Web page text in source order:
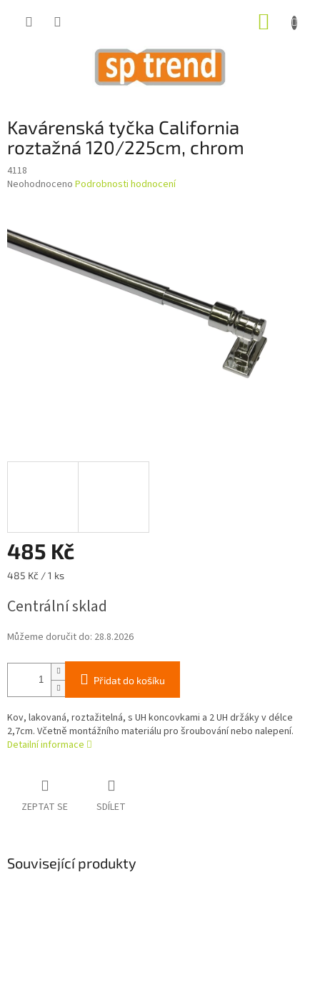
Kavárenská tyčka California
roztažná 120/225cm, chrom
4118
Průměrné
0,0
z
Neohodnoceno Podrobnosti hodnocení
485 Kč
Měrná
485 Kč / 1 ks
Centrální sklad
Můžeme doručit do: 28.8.2026
Přidat do košíku
Kov, lakovaná, roztažitelná, s UH koncovkami a 2 UH držáky v délce
2,7cm. Včetně montážního materiálu pro šroubování nebo nalepení.
Detailní informace
ZEPTAT SE SDÍLET
Související produkty